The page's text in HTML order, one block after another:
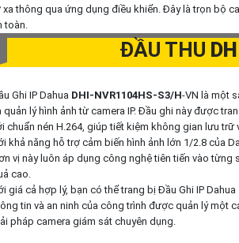
xa thông qua ứng dụng điều khiển. Đây là trọn bộ
toàn.
ĐẦU THU
Ghi IP Dahua DHI-NVR1104HS-S3/H-VN là một
quản lý hình ảnh từ camera IP. Đầu ghi này được
chuẩn nén H.264, giúp tiết kiệm không gian lưu trữ
khả năng hỗ trợ cảm biến hình ảnh lớn 1/2.8 của
vị này luôn áp dụng công nghệ tiên tiến vào từng
cao.
giá cả hợp lý, bạn có thể trang bị Đầu Ghi IP Dahua
tin và an ninh của công trình được quản lý một
pháp camera giám sát chuyên dụng.